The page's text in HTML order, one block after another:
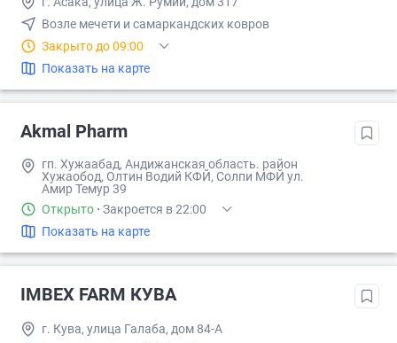
Возле мечети и самаркандских ковров
Закрыто до 09:00
Показать на карте
Akmal Pharm
гп. Хужаабад, Андижанская область. район
Хужаобод, Олтин Водий КФЙ, Солпи МФЙ ул.
Амир Темур 39
Открыто · Закроется в 22:00
Показать на карте
IMBEX FARM КУВА
г. Кува, улица Галаба, дом 84-А